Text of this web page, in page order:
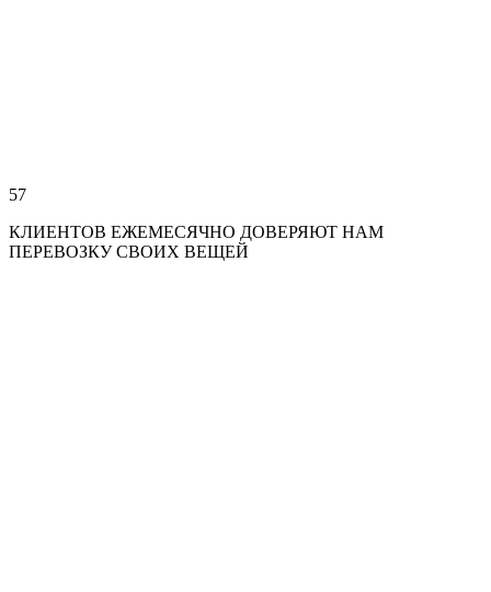
57
КЛИЕНТОВ ЕЖЕМЕСЯЧНО ДОВЕРЯЮТ НАМ
ПЕРЕВОЗКУ СВОИХ ВЕЩЕЙ